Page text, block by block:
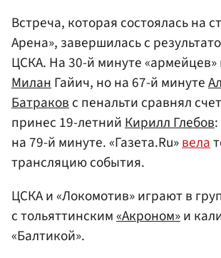
Встреча, которая состоялась на
Арена», завершилась с
ЦСКА. На 30-й минуте
Милан Гайич, но на 67-й минуте
Батраков с пенальти сравнял
принес 19-летний Кирилл Глебов
на 79-й минуте. «Газета.Ru»вела
трансляцию события.
ЦСКА и «Локомотив» играют в
с тольяттинским«Акроном»и
«Балтикой».